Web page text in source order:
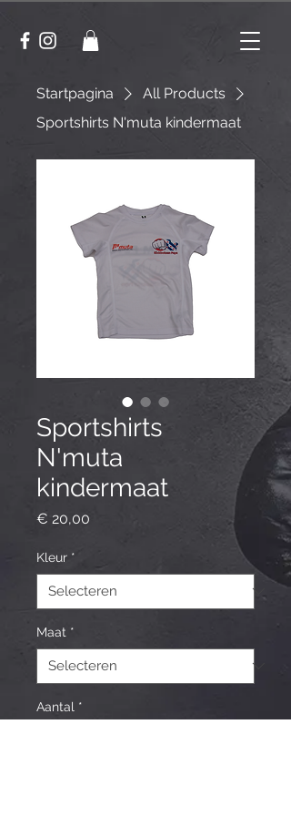
Startpagina
All Products
Sportshirts N'muta kindermaat
Sportshirts
N'muta
kindermaat
€ 20,00
Kleur *
Maat *
Aantal *